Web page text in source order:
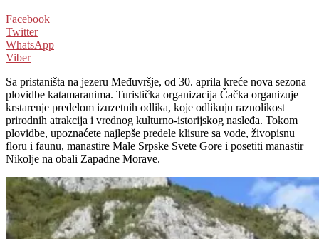
Facebook
Twitter
WhatsApp
Viber
Sa pristaništa na jezeru Međuvršje, od 30. aprila kreće nova sezona
plovidbe katamaranima. Turistička organizacija Čačka organizuje
krstarenje predelom izuzetnih odlika, koje odlikuju raznolikost
prirodnih atrakcija i vrednog kulturno-istorijskog nasleđa. Tokom
plovidbe, upoznaćete najlepše predele klisure sa vode, živopisnu
floru i faunu, manastire Male Srpske Svete Gore i posetiti manastir
Nikolje na obali Zapadne Morave.